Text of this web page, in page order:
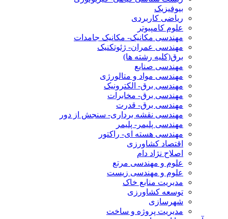
بیوفیزیک
ریاضی کاربردی
علوم کامپیوتر
مهندسی مکانیک- مکانیک جامدات
مهندسی عمران- ژئوتکنیک
برق(کلیه رشته ها)
مهندسی صنایع
مهندسی مواد و متالورژی
مهندسی برق- الکترونیک
مهندسی برق- مخابرات
مهندسی برق- قدرت
مهندسی نقشه برداری- سنجش از دور
مهندسی پلیمر- پلیمر
مهندسی هسته ای- راکتور
اقتصاد کشاورزی
اصلاح نژاد دام
علوم و مهندسی مرتع
علوم و مهندسی زیست
مدیریت منابع خاک
توسعه کشاورزی
شهرسازی
مدیریت پروژه و ساخت